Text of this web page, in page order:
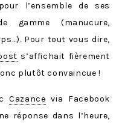
l’ensemble de ses
gamme (manucure,
Pour tout vous dire,
s’affichait fièrement
plutôt convaincue !
Cazance via Facebook
réponse dans l’heure,